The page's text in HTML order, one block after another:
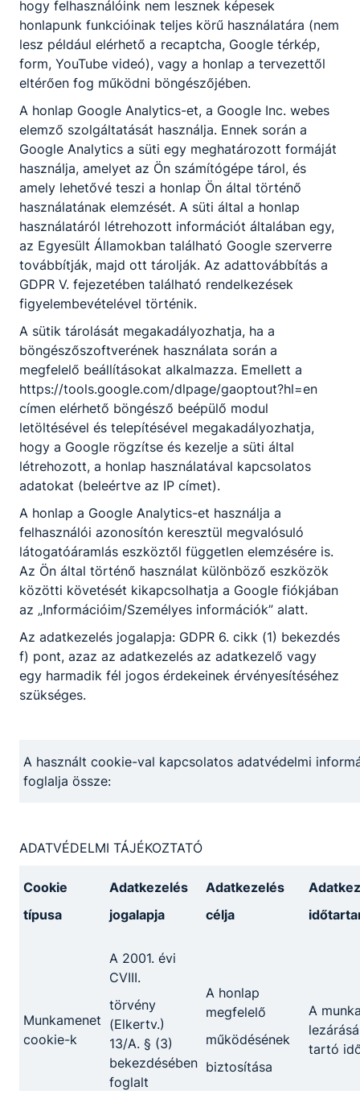
érkezve szeretnénk köszönetet mondani mindazoknak,
akik hozzájárultak ehhez a tartalmas és élményekben
gazdag időszakhoz.
2026. máj. 1.
Miczán Róbert
Ízek, élmények, tapasztalatok – szakács
tanulóink Szerbiában
Iskolánk három szakács tanulója izgalmas szakmai
kalandban vesz részt az Erasmus+ program keretében. A
diákok Szerbiában, Ada és Zenta településeken töltik
gyakorlatukat a Park Hotel Ada és a Fantastico Étterem
és Hotel konyháján.
2026. ápr. 30.
Miczán Róbert
Mutasd be a szakmád! – Kreatív bemutatók
AI segítséggel
Az Erasmus+ szerbiai mobilitási programja során a részt
vevő tanulók nemcsak szakmai gyakorlaton vettek részt,
hanem lehetőségük nyílt egymás szakmájának
2026. ápr. 30.
Miczán Róbert
Öt szakma, két ország, egy sikeres út –
Oklevélátadás az Erasmus+ program
zárásaként
Az Erasmus+ program keretében megvalósult szerbiai
mobilitás sikeres lezárásaként ünnepélyes
kozmetikus technikus, gépjármű-mechatronikus, pincér–
vendégtéri szakember és szakács területen.
1 2 58
Partnereink
hogy felhasználóink nem lesznek képesek
honlapunk funkcióinak teljes körű használatára (nem
lesz például elérhető a recaptcha, Google térkép,
form, YouTube videó), vagy a honlap a tervezettől
eltérően fog működni böngészőjében.
A honlap Google Analytics-et, a Google Inc. webes
elemző szolgáltatását használja. Ennek során a
Google Analytics a süti egy meghatározott formáját
használja, amelyet az Ön számítógépe tárol, és
amely lehetővé teszi a honlap Ön által történő
használatának elemzését. A süti által a honlap
használatáról létrehozott információt általában egy,
az Egyesült Államokban található Google szerverre
továbbítják, majd ott tárolják. Az adattovábbítás a
GDPR V. fejezetében található rendelkezések
figyelembevételével történik.
A sütik tárolását megakadályozhatja, ha a
böngészőszoftverének használata során a
megfelelő beállításokat alkalmazza. Emellett a
https://tools.google.com/dlpage/gaoptout?hl=en
címen elérhető böngésző beépülő modul
letöltésével és telepítésével megakadályozhatja,
hogy a Google rögzítse és kezelje a süti által
létrehozott, a honlap használatával kapcsolatos
adatokat (beleértve az IP címet).
A honlap a Google Analytics-et használja a
felhasználói azonosítón keresztül megvalósuló
látogatóáramlás eszköztől független elemzésére is.
Az Ön által történő használat különböző eszközök
közötti követését kikapcsolhatja a Google fiókjában
az „Információim/Személyes információk” alatt.
Az adatkezelés jogalapja: GDPR 6. cikk (1) bekezdés
f) pont, azaz az adatkezelés az adatkezelő vagy
egy harmadik fél jogos érdekeinek érvényesítéséhez
szükséges.
A használt cookie-val kapcsolatos adatvédelmi
foglalja össze:
ADATVÉDELMI TÁJÉKOZTATÓ
Cookie
típusa
Adatkezelés
jogalapja
Adatkezelés
célja
Munkamenet
cookie-k
A 2001. évi
CVIII.
törvény
(Elkertv.)
13/A. § (3)
bekezdésében
foglalt
A honlap
megfelelő
működésének
biztosítása
A
tartó